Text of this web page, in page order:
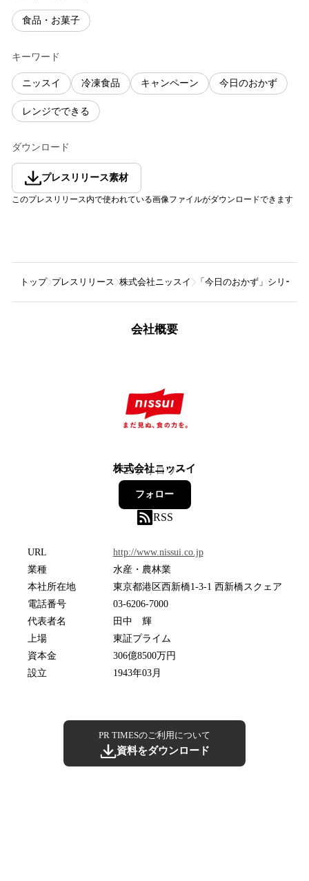
食品・お菓子
キーワード
ニッスイ 冷凍食品 キャンペーン 今日のおかず
レンジでできる
ダウンロード
プレスリリース素材
このプレスリリース内で使われている画像ファイルがダウンロードできます
トップ プレスリリース 株式会社ニッスイ 「今日のおかず」シリー
会社概要
株式会社ニッスイ
29フォロワー
フォロー
RSS
URL
http://www.nissui.co.jp
業種
水産・農林業
本社所在地
東京都港区西新橋1-3-1 西新橋スクェア
電話番号
03-6206-7000
代表者名
田中 輝
上場
東証プライム
資本金
306億8500万円
設立
1943年03月
PR TIMESのご利用について
資料をダウンロード